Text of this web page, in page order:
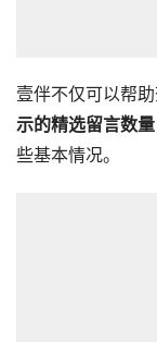
壹伴不仅可以帮
示的精选留言数量
些基本情况。